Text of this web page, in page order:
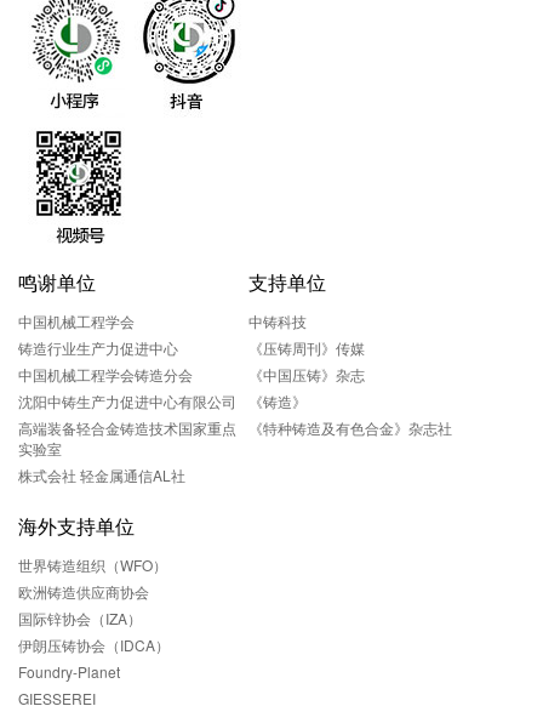
鸣谢单位
中国机械工程学会
铸造行业生产力促进中心
中国机械工程学会铸造分会
沈阳中铸生产力促进中心有限公司
高端装备轻合金铸造技术国家重点
实验室
株式会社 轻金属通信AL社
支持单位
中铸科技
《压铸周刊》传媒
《中国压铸》杂志
《铸造》
《特种铸造及有色合金》杂志社
海外支持单位
世界铸造组织（WFO）
欧洲铸造供应商协会
国际锌协会（IZA）
伊朗压铸协会（IDCA）
Foundry-Planet
GIESSEREI